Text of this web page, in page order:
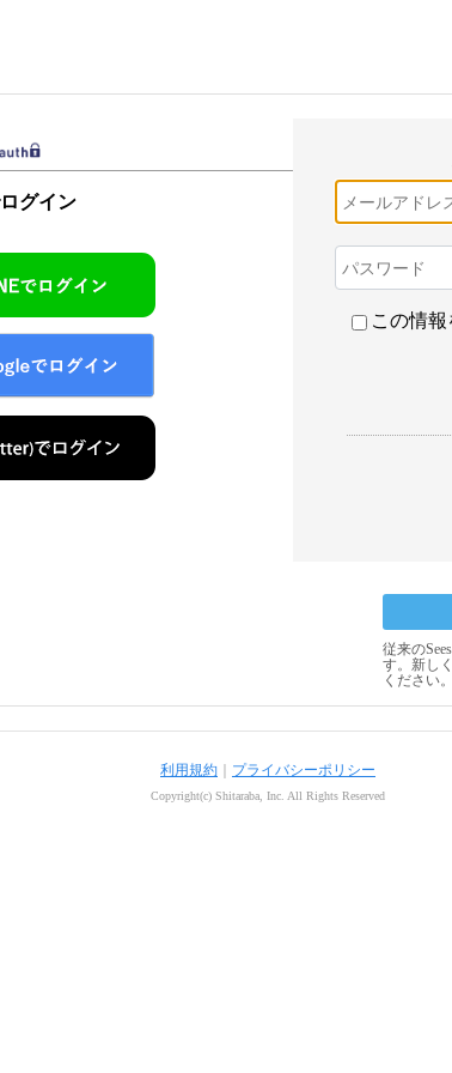
グイン
この情
従来の
す。新し
ください。
利用規約 プライバシーポリシー
Copyright(c) Shitaraba, Inc. All Rights Reserved